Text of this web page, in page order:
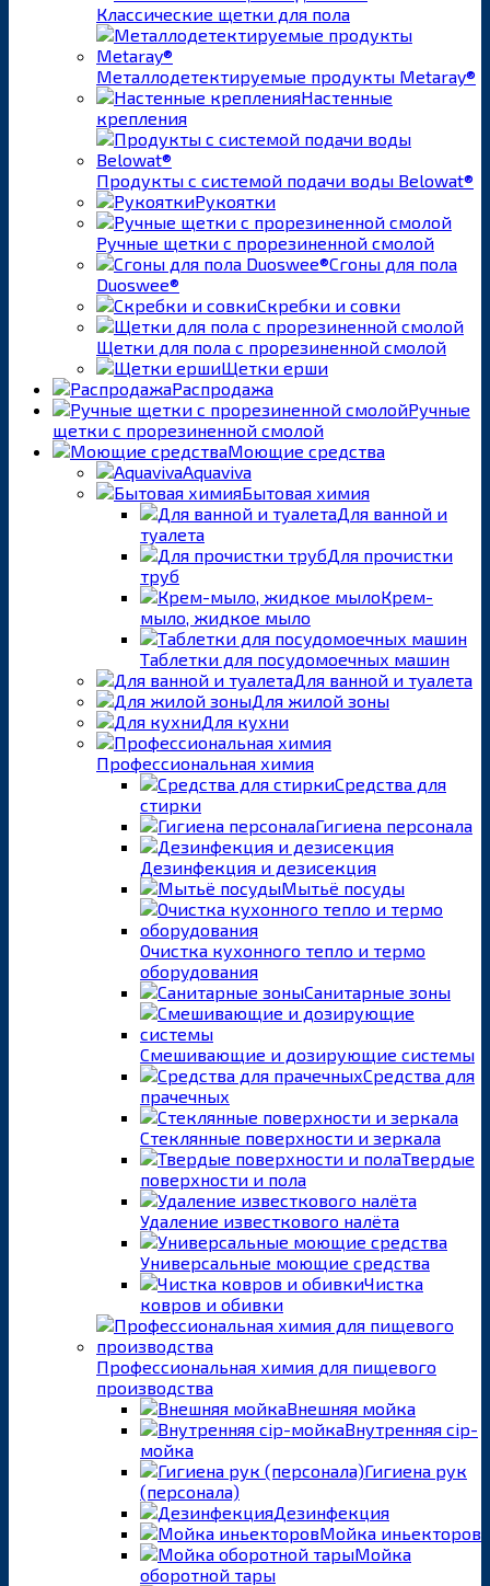
Классические щетки для пола
Металлодетектируемые продукты Metaray®
Настенные
крепления
Продукты с системой подачи воды Belowat®
Рукоятки
Ручные щетки с прорезиненной смолой
Сгоны для пола
Duoswee®
Скребки и совки
Щетки для пола с прорезиненной смолой
Щетки ерши
Распродажа
Ручные
щетки с прорезиненной смолой
Моющие средства
Aquaviva
Бытовая химия
Для ванной и
туалета
Для прочистки
труб
Крем-
мыло, жидкое мыло
Таблетки для посудомоечных машин
Для ванной и туалета
Для жилой зоны
Для кухни
Профессиональная химия
Средства для
стирки
Гигиена персонала
Дезинфекция и дезисекция
Мытьё посуды
Очистка кухонного тепло и термо
оборудования
Санитарные зоны
Смешивающие и дозирующие системы
Средства для
прачечных
Стеклянные поверхности и зеркала
Твердые
поверхности и пола
Удаление известкового налёта
Универсальные моющие средства
Чистка
ковров и обивки
Профессиональная химия для пищевого
производства
Внешняя мойка
Внутренняя cip-
мойка
Гигиена рук
(персонала)
Дезинфекция
Мойка иньекторов
Мойка
оборотной тары